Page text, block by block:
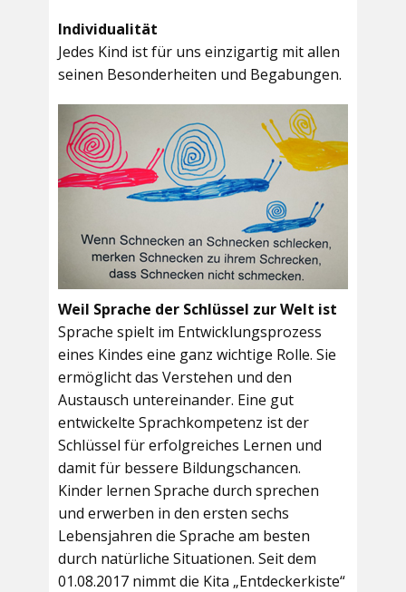
Individualität
Jedes Kind ist für uns einzigartig mit allen
seinen Besonderheiten und Begabungen.
Weil Sprache der Schlüssel zur Welt ist
Sprache spielt im Entwicklungsprozess
eines Kindes eine ganz wichtige Rolle. Sie
ermöglicht das Verstehen und den
Austausch untereinander. Eine gut
entwickelte Sprachkompetenz ist der
Schlüssel für erfolgreiches Lernen und
damit für bessere Bildungschancen.
Kinder lernen Sprache durch sprechen
und erwerben in den ersten sechs
Lebensjahren die Sprache am besten
durch natürliche Situationen. Seit dem
01.08.2017 nimmt die Kita „Entdeckerkiste“